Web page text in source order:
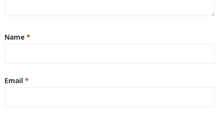
Name *
Email *